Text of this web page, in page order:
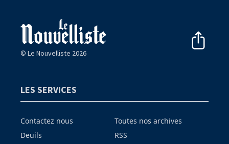
© Le Nouvelliste 2026
LES SERVICES
Contactez nous
Deuils
Toutes nos archives
RSS